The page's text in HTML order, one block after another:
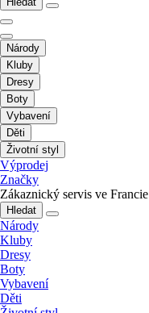
Národy
Kluby
Dresy
Boty
Vybavení
Děti
Životní styl
Výprodej
Značky
Zákaznický servis ve Francie
Hledat
Národy
Kluby
Dresy
Boty
Vybavení
Děti